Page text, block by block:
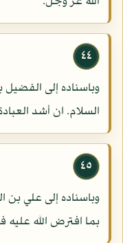
٤٤
وباسناده إلى
السلام. ان أشد
٤٥
وباسناده إلى علي
بما افترض الله